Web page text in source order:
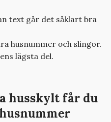
text går det såklart bra
husnummer och slingor.
lägsta del.
husskylt får du